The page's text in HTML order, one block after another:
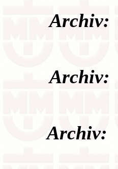
Archiv:
Archiv:
Archiv: